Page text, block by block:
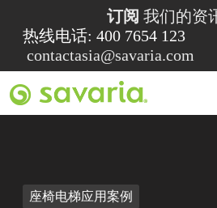
订阅 我们的资
热线电话: 400 7654 123
contactasia@savaria.com
座椅电梯应用案例